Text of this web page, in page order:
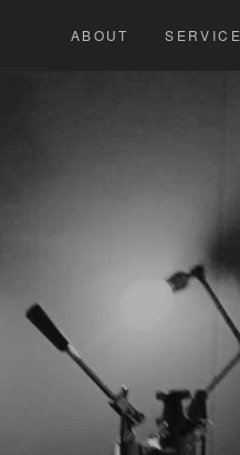
ABOUT SERVICE